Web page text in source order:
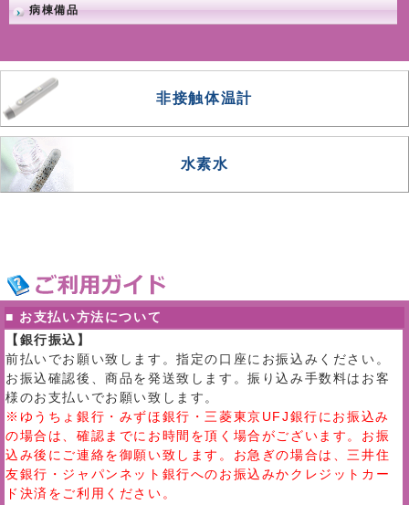
病棟備品
非接触体温計
水素水
■ お支払い方法について
【銀行振込】
前払いでお願い致します。指定の口座にお振込みください。
お振込確認後、商品を発送致します。振り込み手数料はお客
様のお支払いでお願い致します。
※ゆうちょ銀行・みずほ銀行・三菱東京UFJ銀行にお振込み
の場合は、確認までにお時間を頂く場合がございます。お振
込み後にご連絡を御願い致します。お急ぎの場合は、三井住
友銀行・ジャパンネット銀行へのお振込みかクレジットカー
ド決済をご利用ください。